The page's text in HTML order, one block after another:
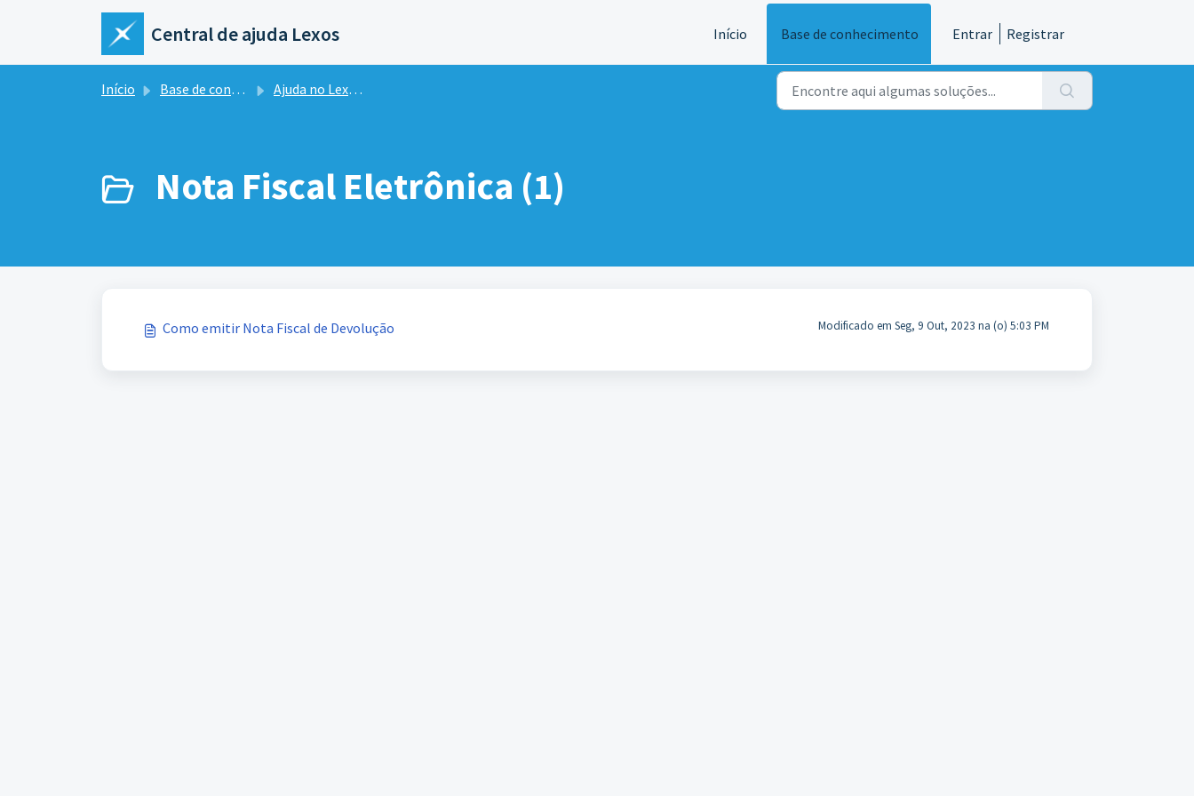
Ir para o conteúdo principal
Central de ajuda Lexos Início Base de conhecimento Entrar Registrar
Início Base de conhecimento Ajuda no Lexos ERP
Nota Fiscal Eletrônica (1)
Como emitir Nota Fiscal de Devolução Modificado em Seg, 9 Out, 2023 na (o) 5:03 PM